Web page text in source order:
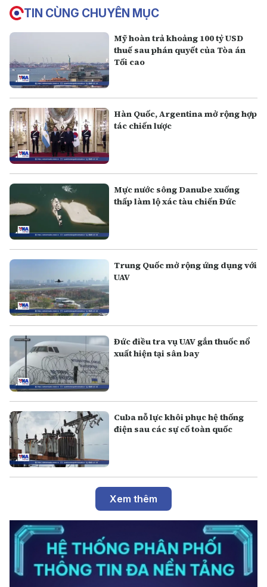
TIN CÙNG CHUYÊN MỤC
Mỹ hoàn trả khoảng 100 tỷ USD
thuế sau phán quyết của Tòa án
Tối cao
Hàn Quốc, Argentina mở rộng hợp
tác chiến lược
Mực nước sông Danube xuống
thấp làm lộ xác tàu chiến Đức
Trung Quốc mở rộng ứng dụng với
UAV
Đức điều tra vụ UAV gắn thuốc nổ
xuất hiện tại sân bay
Cuba nỗ lực khôi phục hệ thống
điện sau các sự cố toàn quốc
Xem thêm